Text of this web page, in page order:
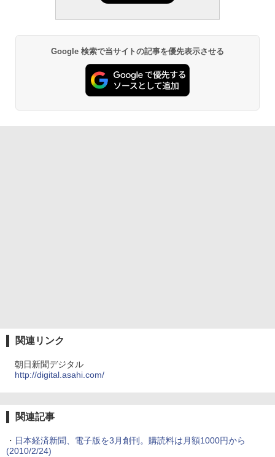
Google 検索で当サイトの記事を優先表示させる
関連リンク
朝日新聞デジタル
http://digital.asahi.com/
関連記事
・ 日本経済新聞、電子版を3月創刊。購読料は月額1000円から
(2010/2/24)